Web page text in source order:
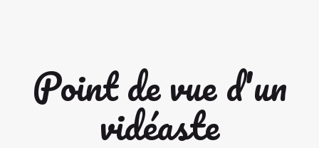
Point de vue d'un
vidéaste